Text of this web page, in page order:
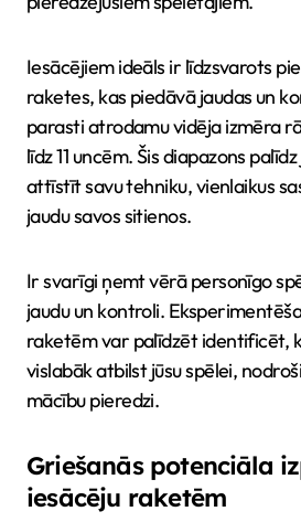
Iesācējiem ideāls ir līdzsvarots
raketes, kas piedāvā jaudas un
parasti atrodamu vidēja izmēra
līdz 11 uncēm. Šis diapazons
attīstīt savu tehniku, vienlaikus
jaudu savos sitienos.
Ir svarīgi ņemt vērā personīgo
jaudu un kontroli.
raketēm var palīdzēt identificēt,
vislabāk atbilst jūsu spēlei,
mācību pieredzi.
Griešanās potenciāla
iesācēju raketēm